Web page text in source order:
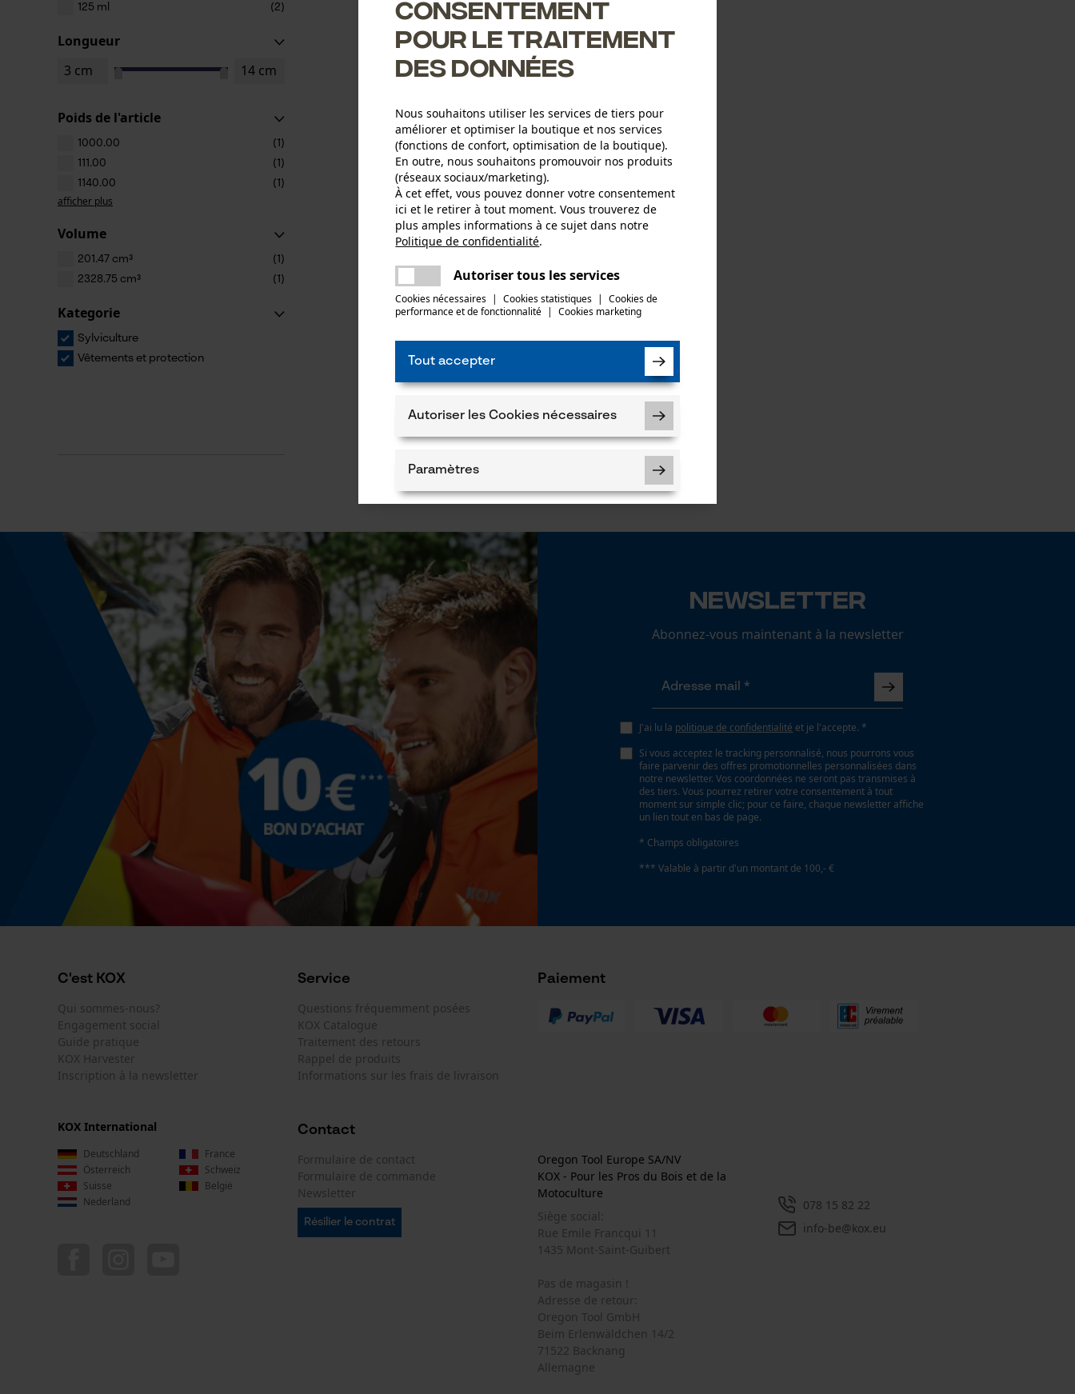
125 ml
(2)
Longueur
Poids de l'article
1000.00
(1)
111.00
(1)
1140.00
(1)
afficher plus
Volume
201.47 cm³
(1)
2328.75 cm³
(1)
Kategorie
Sylviculture
Vêtements et protection
Newsletter
Abonnez-vous maintenant à la newsletter
J'ai lu la politique de confidentialité et je l'accepte. *
Si vous acceptez le tracking personnalisé, nous pourrons vous
faire parvenir des offres promotionnelles personnalisées dans
notre newsletter. Vos coordonnées ne seront pas transmises à
des tiers. Vous pourrez retirer votre consentement à tout
moment sur simple clic; pour ce faire, chaque newsletter affiche
un lien tout en bas de page.
* Champs obligatoires
*** Valable à partir d'un montant de 100,- €
C'est KOX
Qui sommes-nous?
Engagement social
Guide pratique
KOX Harvester
Inscription à la newsletter
Service
Questions fréquemment posées
KOX Catalogue
Traitement des retours
Rappel de produits
Informations sur les frais de livraison
Paiement
Contact
Formulaire de contact
Formulaire de commande
Newsletter
Résilier le contrat
Oregon Tool Europe SA/NV
KOX - Pour les Pros du Bois et de la
Motoculture
Siège social:
Rue Emile Francqui 11
1435 Mont-Saint-Guibert
Pas de magasin !
Adresse de retour:
Oregon Tool GmbH
Beim Erlenwäldchen 14/2
71522 Backnang
Allemagne
078 15 82 22
info-be@kox.eu
KOX International
Deutschland
France
Österreich
Schweiz
Suisse
België
Nederland
Consentement
pour le traitement
des données
Nous souhaitons utiliser les services de tiers pour
améliorer et optimiser la boutique et nos services
(fonctions de confort, optimisation de la boutique).
En outre, nous souhaitons promouvoir nos produits
(réseaux sociaux/marketing).
À cet effet, vous pouvez donner votre consentement
ici et le retirer à tout moment. Vous trouverez de
plus amples informations à ce sujet dans notre
Politique de confidentialité.
Autoriser tous les services
Cookies nécessaires | Cookies statistiques |
Cookies de
performance et de fonctionnalité | Cookies marketing
Tout accepter
Autoriser les Cookies nécessaires
Paramètres
Cookies nécessaires
Vérifier linstallation de cookies
ID de session
Sauvegarder les préférences pour
Cookies statistiques
Econda Analytics
Mouseflow Web Analytics Tool
Cookies de performance et de
Salutation personnelle
Géo-IP et détection des utilisateurs
Une erreur s'est produite. Veuillez essayer
encore.
partager